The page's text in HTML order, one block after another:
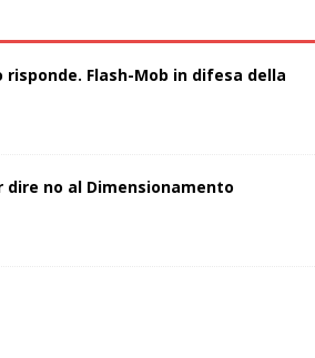
risponde. Flash-Mob in difesa della
dire no al Dimensionamento